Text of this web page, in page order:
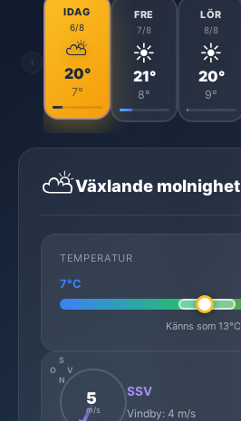
‹
IDAG
6/8
⛅
20°
7°
FRE
7/8
☀️
21°
8°
LÖR
8/8
☀️
20°
9°
⛅Växlande molnighet
TEMPERATUR
7°C
Känns som 13°C
N
S
O
V
5
m/s
SSV
Vindby: 4 m/s